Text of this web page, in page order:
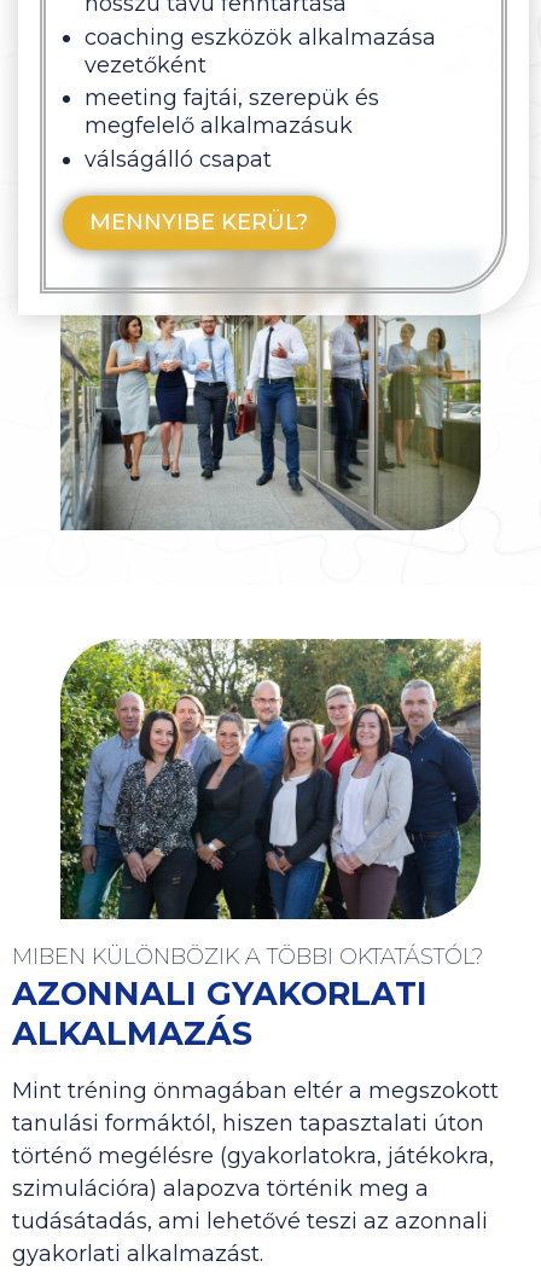
coaching eszközök alkalmazása
vezetőként
meeting fajtái, szerepük és
megfelelő alkalmazásuk
válságálló csapat
MENNYIBE KERÜL?
MIBEN KÜLÖNBÖZIK A TÖBBI OKTATÁSTÓL?
AZONNALI GYAKORLATI
ALKALMAZÁS
Mint tréning önmagában eltér a megszokott
tanulási formáktól, hiszen tapasztalati úton
történő megélésre (gyakorlatokra, játékokra,
szimulációra) alapozva történik meg a
tudásátadás, ami lehetővé teszi az azonnali
gyakorlati alkalmazást.